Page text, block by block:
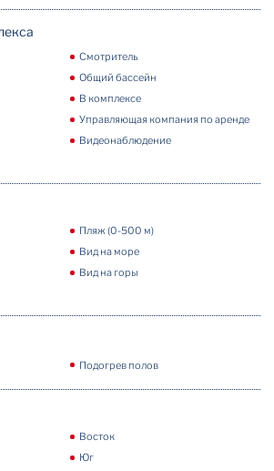
Смотритель
Общий бассейн
В комплексе
Управляющая компания по аренде
Видеонаблюдение
Пляж (0-500 м)
Вид на море
Вид на горы
Подогрев полов
Восток
Юг